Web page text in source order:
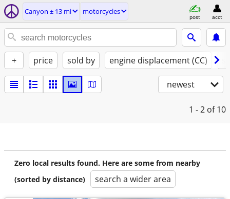
Canyon ± 13 mi motorcycles
post acct
+ price sold by engine displacement (CC)
newest
1 - 2 of 10
Zero local results found. Here are some from nearby
(sorted by distance)
search a wider area